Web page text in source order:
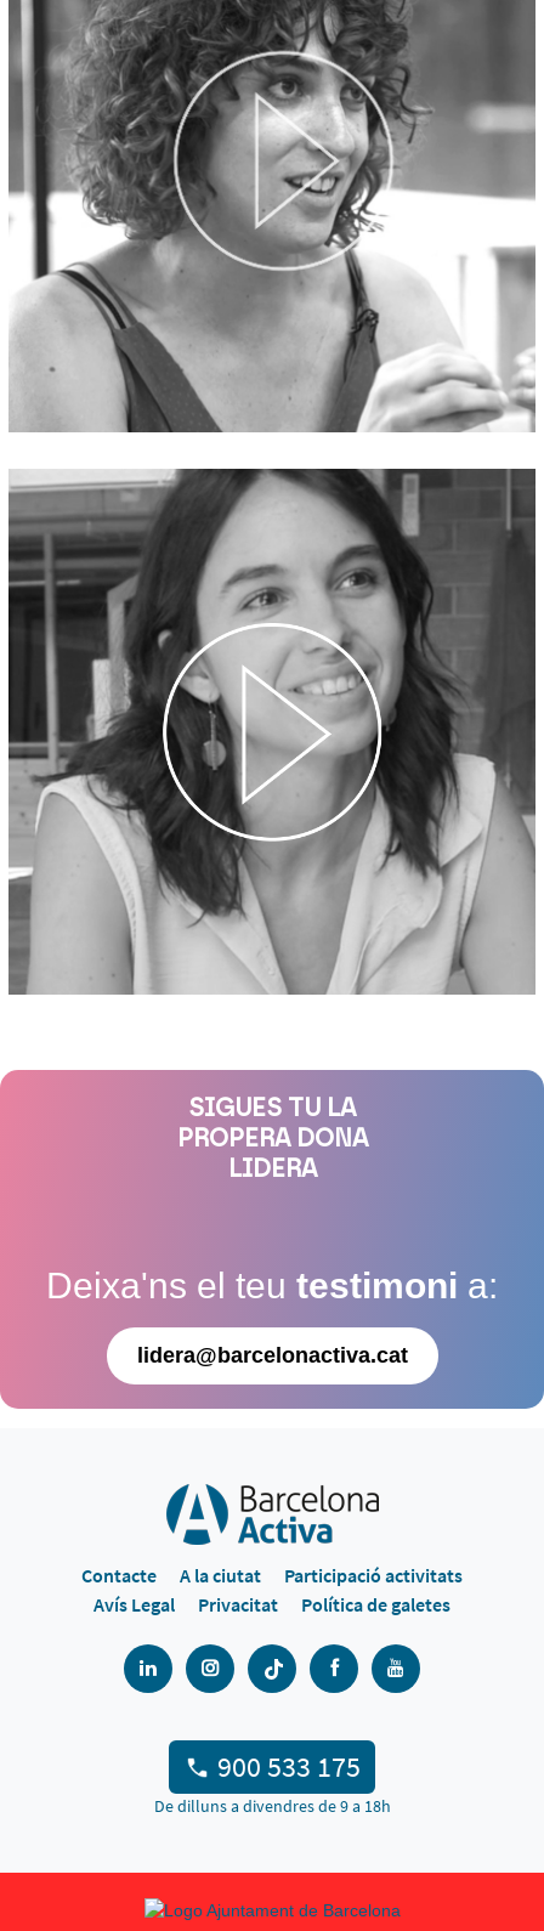
SIGUES TU LA
PROPERA DONA
LIDERA
Deixa'ns el teu testimoni a:
lidera@barcelonactiva.cat
Contacte A la ciutat
Participació activitats
Avís Legal
Privacitat Política de galetes
900 533 175
De dilluns a divendres de 9 a 18h